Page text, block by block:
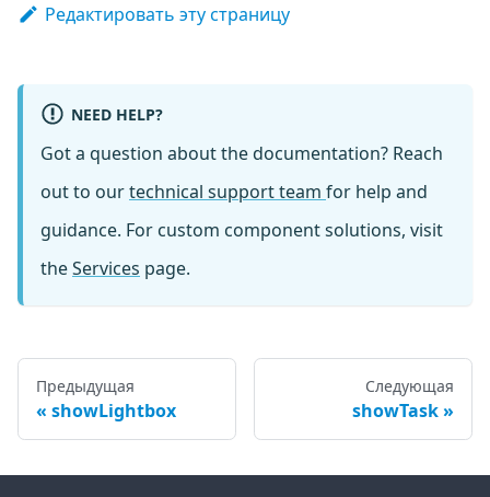
Редактировать эту страницу
NEED HELP?
Got a question about the documentation? Reach
out to ourtechnical support team for help and
guidance. For custom component solutions, visit
theServices page.
Предыдущая
showLightbox
Следующая
showTask